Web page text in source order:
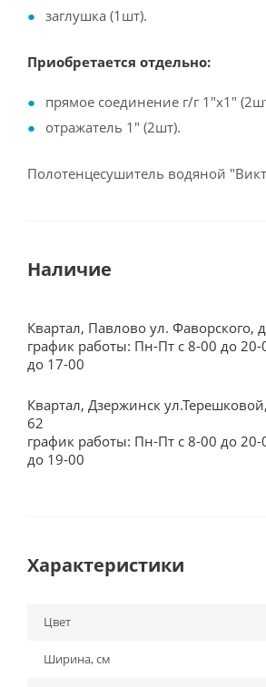
заглушка (1шт).
Приобретается отдельно:
прямое соединение г/г 1"х1"
отражатель 1" (2шт).
Полотенцесушитель водяной
Наличие
Квартал, Павлово ул. Фаворского,
график работы: Пн-Пт с 8-00 до
до 17-00
Квартал, Дзержинск
62
график работы: Пн-Пт с 8-00 до
до 19-00
Характеристики
Цвет
Ширина, см